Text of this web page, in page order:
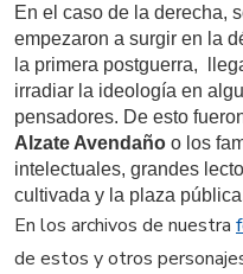
En el caso de la derecha,
empezaron a surgir en la
la primera postguerra,
irradiar la ideología en
pensadores. De esto
Alzate Avendaño o los
intelectuales, grandes
cultivada y la plaza
En los archivos de nuestra
de estos y otros